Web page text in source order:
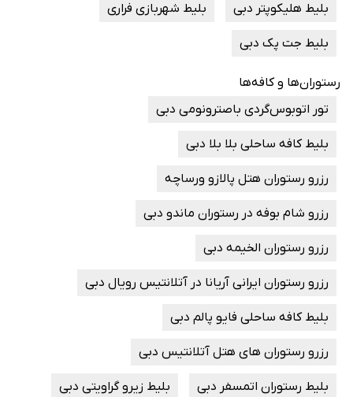
بلیط هلیکوپتر دبی بلیط شهربازی فراری
بلیط جت پک دبی
رستوران‌ها و کافه‌ها
تور اتوبوس‌گردی باصترونومی دبی
بلیط کافه ساحلی بلا بلا دبی
رزرو رستوران هتل پالازو ورساچه
رزرو شام بوفه در رستوران ماندو دبی
رزرو رستوران الخیمه دبی
رزرو رستوران ایرانی آریانا در آتلانتیس رویال دبی
بلیط کافه ساحلی فایو پالم دبی
رزرو رستوران های هتل آتلانتیس دبی
بلیط رستوران اتمسفر دبی بلیط زیرو گراویتی دبی